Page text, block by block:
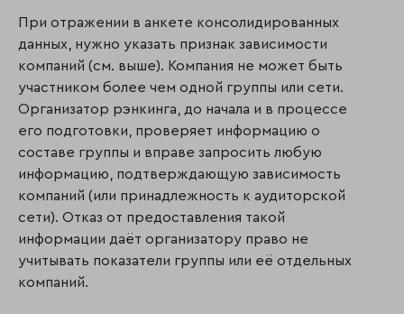
При отражении в анкете консолидированных
данных, нужно указать признак зависимости
компаний (см. выше). Компания не может быть
участником более чем одной группы или сети.
Организатор рэнкинга, до начала и в процессе
его подготовки, проверяет информацию о
составе группы и вправе запросить любую
информацию, подтверждающую зависимость
компаний (или принадлежность к аудиторской
сети). Отказ от предоставления такой
информации даёт организатору право не
учитывать показатели группы или её отдельных
компаний.